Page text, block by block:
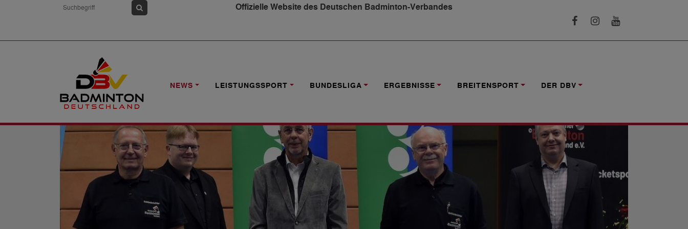
Offizielle Website des Deutschen Badminton-Verbandes
NEWS LEISTUNGSSPORT BUNDESLIGA ERGEBNISSE BREITENSPORT DER DBV
NEWS